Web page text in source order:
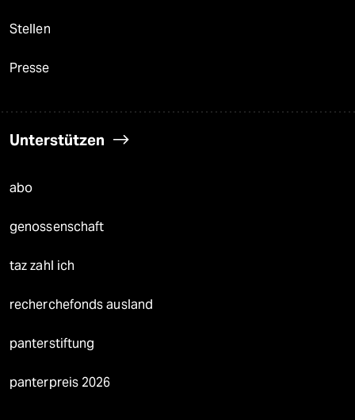
Stellen
Presse
Unterstützen
abo
genossenschaft
taz zahl ich
recherchefonds ausland
panterstiftung
panterpreis 2026